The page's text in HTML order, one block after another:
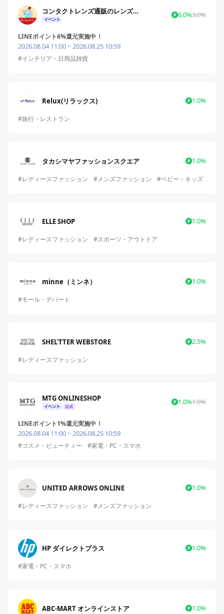
コンタクトレンズ通販のレンズアップル 6.0%3.0%
LINEポイント6%還元実施中！
2026.08.04 11:00 ~ 2026.08.25 10:59
#インテリア・日用品雑貨
Relux(リラックス) 1.0%
#旅行・レストラン
タカシマヤファッションスクエア 1.0%
#レディースファッション #メンズファッション #ベビー・キッズ
ELLE SHOP 1.0%
#レディースファッション #スポーツ・アウトドア
minne（ミンネ） 1.0%
#モール・デパート
SHEL'TTER WEBSTORE 2.5%
#レディースファッション
MTG ONLINESHOP 1.0%1.0%
LINEポイント1%還元実施中！
2026.08.04 11:00 ~ 2026.08.25 10:59
#コスメ・ビューティー #家電・PC・スマホ
UNITED ARROWS ONLINE 1.0%
#レディースファッション #メンズファッション
HP ダイレクトプラス 1.0%
#家電・PC・スマホ
ABC-MART オンラインストア 1.0%